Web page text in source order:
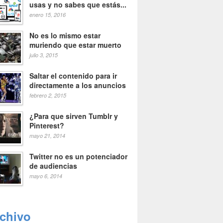
usas y no sabes que estás...
enero 15, 2016
No es lo mismo estar
muriendo que estar muerto
julio 3, 2015
Saltar el contenido para ir
directamente a los anuncios
febrero 2, 2015
¿Para que sirven Tumblr y
Pinterest?
mayo 21, 2014
Twitter no es un potenciador
de audiencias
mayo 6, 2014